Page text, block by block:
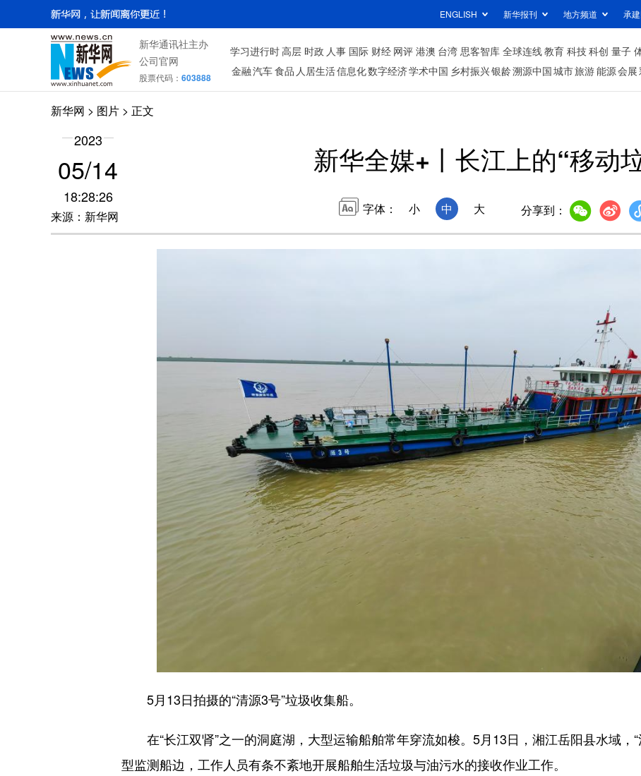
ENGLISH 新华报刊 地方频道 承
新华通讯社主办
公司官网
股票代码： 603888
学习进行时高层 时政 人事 国际 财经 网评 港澳 台湾 思客智库 全球连线教育 科技科创 量子
金融汽车食品 人居生活信息化数字经济学术中国 乡村振兴银龄溯源中国城市旅游能源会展
新华网 > 图片 > 正文
2023
05/14
18:28:26
来源：新华网
新华全媒+丨长江上的“移动
字体： 小 中 大 分享到：
5月13日拍摄的“清源3号”垃圾收集船。
在“长江双肾”之一的洞庭湖，大型运输船舶常年穿流如梭。5月13日，湘江岳阳县水域，
型监测船边，工作人员有条不紊地开展船舶生活垃圾与油污水的接收作业工作。